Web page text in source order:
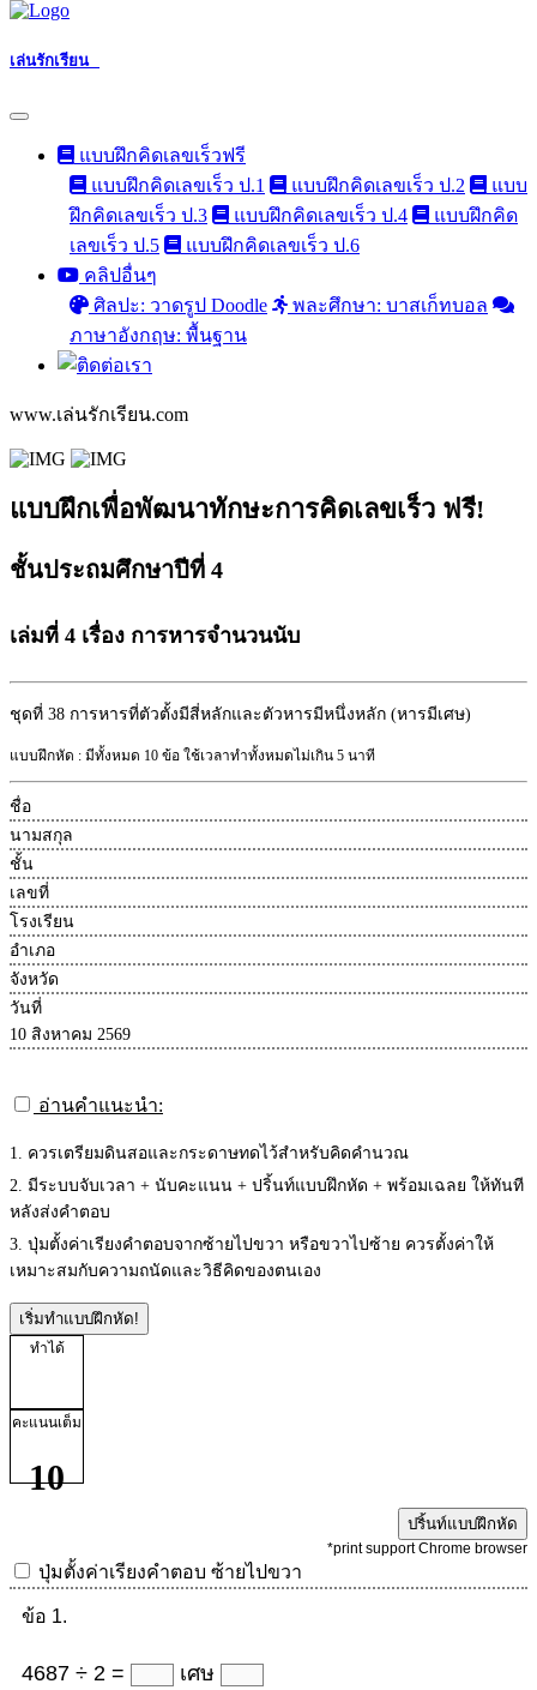
เล่นรักเรียน
แบบฝึกคิดเลขเร็วฟรี
แบบฝึกคิดเลขเร็ว ป.1
แบบฝึกคิดเลขเร็ว ป.2
แบบ
ฝึกคิดเลขเร็ว ป.3
แบบฝึกคิดเลขเร็ว ป.4
แบบฝึกคิด
เลขเร็ว ป.5
แบบฝึกคิดเลขเร็ว ป.6
คลิปอื่นๆ
ศิลปะ: วาดรูป Doodle
พละศึกษา: บาสเก็ทบอล
ภาษาอังกฤษ: พื้นฐาน
www.เล่นรักเรียน.com
แบบฝึกเพื่อพัฒนาทักษะการคิดเลขเร็ว ฟรี!
ชั้นประถมศึกษาปีที่ 4
เล่มที่ 4 เรื่อง การหารจำนวนนับ
ชุดที่ 38 การหารที่ตัวตั้งมีสี่หลักและตัวหารมีหนึ่งหลัก (หารมีเศษ)
แบบฝึกหัด : มีทั้งหมด 10 ข้อ ใช้เวลาทำทั้งหมดไม่เกิน 5 นาที
ชื่อ
นามสกุล
ชั้น
เลขที่
โรงเรียน
อำเภอ
จังหวัด
วันที่
10 สิงหาคม 2569
อ่านคำแนะนำ:
1. ควรเตรียมดินสอและกระดาษทดไว้สำหรับคิดคำนวณ
2. มีระบบจับเวลา + นับคะแนน + ปริ้นท์แบบฝึกหัด + พร้อมเฉลย ให้ทันที
หลังส่งคำตอบ
3. ปุ่มตั้งค่าเรียงคำตอบจากซ้ายไปขวา หรือขวาไปซ้าย ควรตั้งค่าให้
เหมาะสมกับความถนัดและวิธีคิดของตนเอง
เริ่มทำแบบฝึกหัด!
ทำได้
คะแนนเต็ม
10
ปริ้นท์แบบฝึกหัด
*print support Chrome browser
ปุ่มตั้งค่าเรียงคำตอบ ซ้ายไปขวา
ข้อ 1.
4687 ÷ 2 = เศษ